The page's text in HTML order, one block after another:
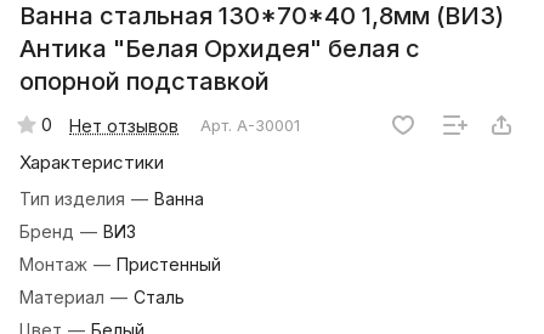
Ванна стальная 130*70*40 1,8мм (ВИЗ)
Антика "Белая Орхидея" белая с
опорной подставкой
0 Нет отзывов Арт. A-30001
Характеристики
Тип изделия — Ванна
Бренд — ВИЗ
Монтаж — Пристенный
Материал — Сталь